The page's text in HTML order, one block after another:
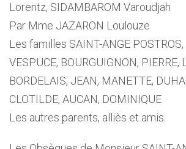
Lorentz, SIDAMBAROM Varoudjah
Par Mme JAZARON Loulouze
Les familles SAINT-ANGE POSTROS,
VESPUCE, BOURGUIGNON, PIERRE,
BORDELAIS, JEAN, MANETTE,
CLOTILDE, AUCAN, DOMINIQUE
Les autres parents, alliès et amis.